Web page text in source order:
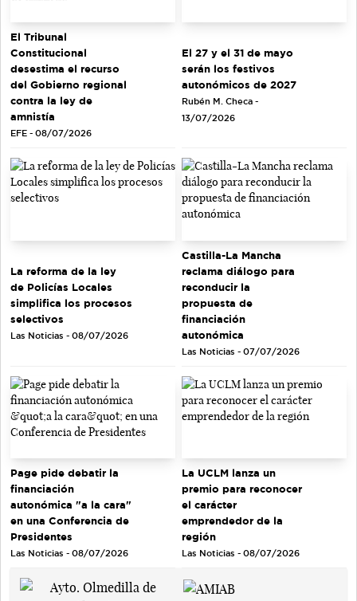
El Tribunal
Constitucional
desestima el recurso
del Gobierno regional
contra la ley de
amnistía
EFE - 08/07/2026
El 27 y el 31 de mayo
serán los festivos
autonómicos de 2027
Rubén M. Checa -
13/07/2026
La reforma de la ley
de Policías Locales
simplifica los procesos
selectivos
Las Noticias - 08/07/2026
Castilla-La Mancha
reclama diálogo para
reconducir la
propuesta de
financiación
autonómica
Las Noticias - 07/07/2026
Page pide debatir la
financiación
autonómica "a la cara"
en una Conferencia de
Presidentes
Las Noticias - 08/07/2026
La UCLM lanza un
premio para reconocer
el carácter
emprendedor de la
región
Las Noticias - 08/07/2026